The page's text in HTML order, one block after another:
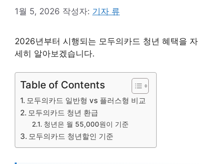
1월 5, 2026 작성자: 기자 류
2026년부터 시행되는 모두의카드 청년 혜택을 자
세히 알아보겠습니다.
Table of Contents
모두의카드 일반형 vs 플러스형 비교
모두의카드 청년 환급
청년은 월 55,000원이 기준
모두의카드 청년할인 기준